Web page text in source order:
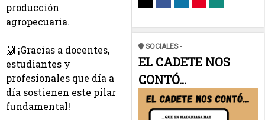
producción
agropecuaria.
🙌 ¡Gracias a docentes,
estudiantes y
profesionales que día a
día sostienen este pilar
fundamental!
SOCIALES -
EL CADETE NOS
CONTÓ...